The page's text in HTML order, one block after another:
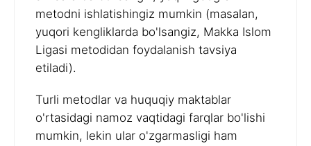
metodni ishlatishingiz mumkin (masalan,
yuqori kengliklarda bo'lsangiz, Makka Islom
Ligasi metodidan foydalanish tavsiya
etiladi).
Turli metodlar va huquqiy maktablar
o'rtasidagi namoz vaqtidagi farqlar bo'lishi
mumkin, lekin ular o'zgarmasligi ham